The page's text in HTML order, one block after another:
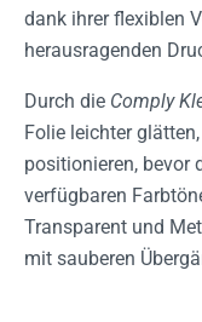
dank ihrer flexiblen
herausragenden
Durch die Comply
Folie leichter
positionieren, bevor
verfügbaren
Transparent und
mit sauberen